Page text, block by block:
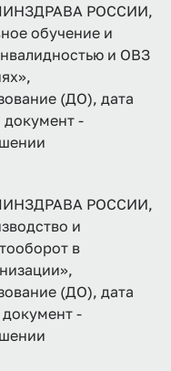
РОССИИ,
обучение и
и ОВЗ
(ДО), дата
документ -
РОССИИ,
и
в
(ДО), дата
-